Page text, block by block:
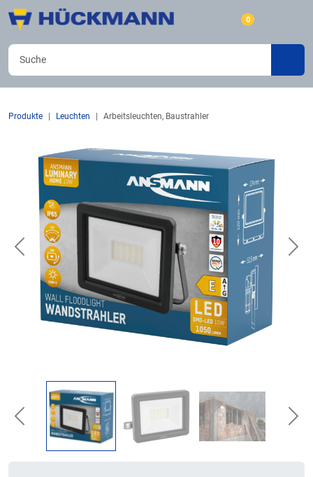
0
Produkte Leuchten Arbeitsleuchten, Baustrahler
Previous
Previous